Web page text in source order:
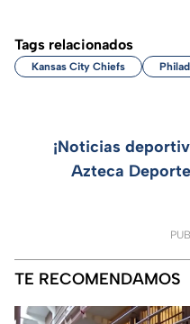
Tags relacionados
Kansas City Chiefs
¡Noticias
Azteca
TE RECOMENDAMOS